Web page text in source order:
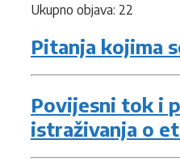
Ukupno objava: 22
Pitanja kojima
Povijesni tok i
istraživanja o